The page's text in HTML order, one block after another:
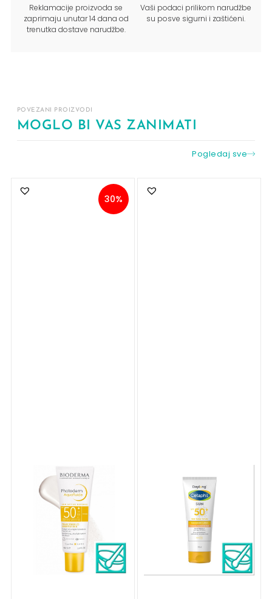
Reklamacije proizvoda se
zaprimaju unutar 14 dana od
trenutka dostave narudžbe.
Vaši podaci prilikom narudžbe
su posve sigurni i zaštićeni.
POVEZANI PROIZVODI
MOGLO BI VAS ZANIMATI
Pogledaj sve
30%